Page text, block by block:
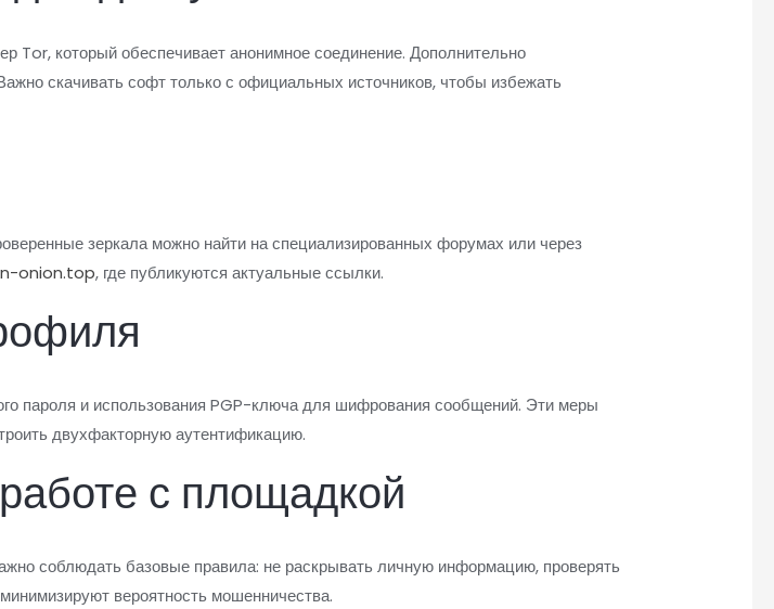
который обеспечивает анонимное соединение. Дополнительно
скачивать софт только с официальных источников, чтобы избежать
зеркала можно найти на специализированных форумах или через
onion.top, где публикуются актуальные ссылки.
пароля и использования PGP-ключа для шифрования сообщений. Эти меры
двухфакторную аутентификацию.
с площадкой
соблюдать базовые правила: не раскрывать личную информацию, проверять
вероятность мошенничества.